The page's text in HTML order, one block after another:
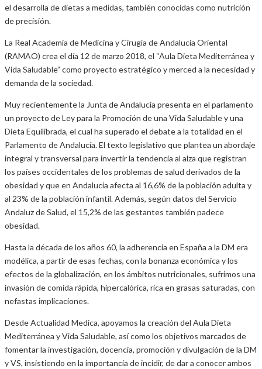
el desarrolla de dietas a medidas, también conocidas como nutrición
de precisión.
La Real Academia de Medicina y Cirugía de Andalucía Oriental
(RAMAO) crea el día 12 de marzo 2018, el “Aula Dieta Mediterránea y
Vida Saludable” como proyecto estratégico y merced a la necesidad y
demanda de la sociedad.
Muy recientemente la Junta de Andalucía presenta en el parlamento
un proyecto de Ley para la Promoción de una Vida Saludable y una
Dieta Equilibrada, el cual ha superado el debate a la totalidad en el
Parlamento de Andalucía. El texto legislativo que plantea un abordaje
integral y transversal para invertir la tendencia al alza que registran
los países occidentales de los problemas de salud derivados de la
obesidad y que en Andalucía afecta al 16,6% de la población adulta y
al 23% de la población infantil. Además, según datos del Servicio
Andaluz de Salud, el 15,2% de las gestantes también padece
obesidad.
Hasta la década de los años 60, la adherencia en España a la DM era
modélica, a partir de esas fechas, con la bonanza económica y los
efectos de la globalización, en los ámbitos nutricionales, sufrimos una
invasión de comida rápida, hipercalórica, rica en grasas saturadas, con
nefastas implicaciones.
Desde Actualidad Medica, apoyamos la creación del Aula Dieta
Mediterránea y Vida Saludable, así como los objetivos marcados de
fomentar la investigación, docencia, promoción y divulgación de la DM
y VS, insistiendo en la importancia de incidir, de dar a conocer ambos